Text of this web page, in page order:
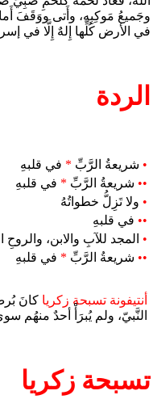
وجَميعُ مَوكِبِه، وأَتى ووَقَفَ
في الأرض كُلِّها إِلهٌ إِلَّا في
الردة
• شريعةُ الرَّبِّ * في قلبهِ
•• شريعةُ الرَّبِّ * في قلبهِ
• ولا تَزِلُّ خطواتُهُ
•• في قلبهِ
• المجد للآبِ والابن،
•• شريعةُ الرَّبِّ * في قلبهِ
أنتيفونة تسبحة زكريا كانَ
النَّبيّ، ولم يُبرَأْ أحدٌ منهُم
تسبحة زكريا